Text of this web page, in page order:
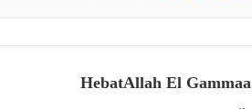
HebatAllah El Gammaa